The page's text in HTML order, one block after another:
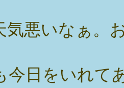
気悪いなぁ。
今日をいれて